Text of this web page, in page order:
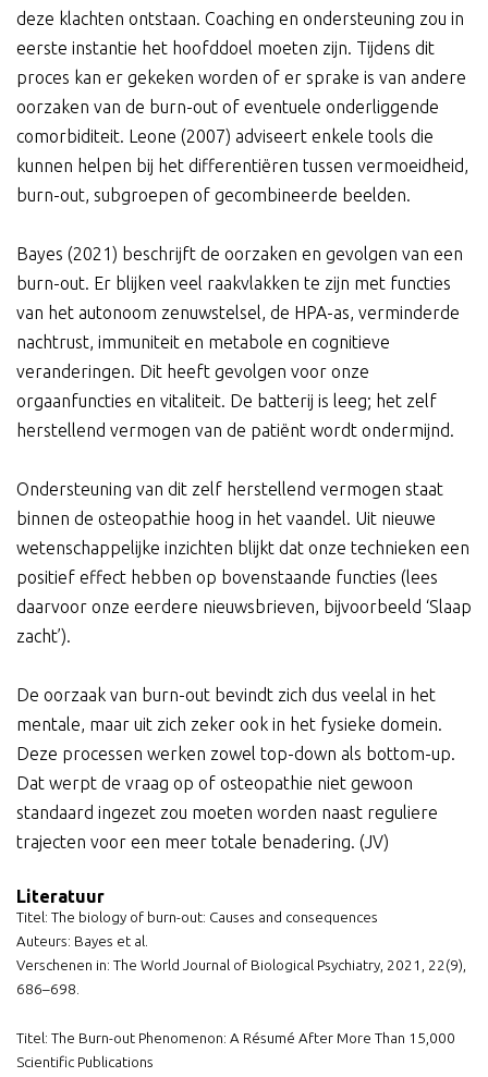
deze klachten ontstaan. Coaching en ondersteuning zou in
eerste instantie het hoofddoel moeten zijn. Tijdens dit
proces kan er gekeken worden of er sprake is van andere
oorzaken van de burn-out of eventuele onderliggende
comorbiditeit. Leone (2007) adviseert enkele tools die
kunnen helpen bij het differentiëren tussen vermoeidheid,
burn-out, subgroepen of gecombineerde beelden.
Bayes (2021) beschrijft de oorzaken en gevolgen van een
burn-out. Er blijken veel raakvlakken te zijn met functies
van het autonoom zenuwstelsel, de HPA-as, verminderde
nachtrust, immuniteit en metabole en cognitieve
veranderingen. Dit heeft gevolgen voor onze
orgaanfuncties en vitaliteit. De batterij is leeg; het zelf
herstellend vermogen van de patiënt wordt ondermijnd.
Ondersteuning van dit zelf herstellend vermogen staat
binnen de osteopathie hoog in het vaandel. Uit nieuwe
wetenschappelijke inzichten blijkt dat onze technieken een
positief effect hebben op bovenstaande functies (lees
daarvoor onze eerdere nieuwsbrieven, bijvoorbeeld ‘Slaap
zacht’).
De oorzaak van burn-out bevindt zich dus veelal in het
mentale, maar uit zich zeker ook in het fysieke domein.
Deze processen werken zowel top-down als bottom-up.
Dat werpt de vraag op of osteopathie niet gewoon
standaard ingezet zou moeten worden naast reguliere
trajecten voor een meer totale benadering. (JV)
Literatuur
Titel: The biology of burn-out: Causes and consequences
Auteurs: Bayes et al.
Verschenen in: The World Journal of Biological Psychiatry, 2021, 22(9),
686–698.
Titel: The Burn-out Phenomenon: A Résumé After More Than 15,000
Scientific Publications